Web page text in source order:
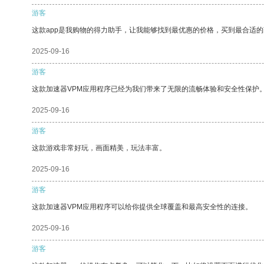
游客
这款app是我购物的得力助手，让我能够找到最优惠的价格，买到最合适的
2025-09-16
游客
这款加速器VPM应用程序已经为我们带来了无限的流畅体验和安全性保护。
2025-09-16
游客
这款游戏非常好玩，画面精美，玩法丰富。
2025-09-16
游客
这款加速器VPM应用程序可以给你提供全球覆盖和最高安全性的连接。
2025-09-16
游客